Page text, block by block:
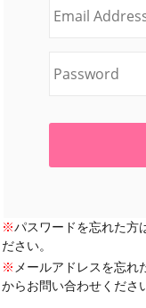
※パスワードを忘れた方
ださい。
※ メールアドレスを忘れ
からお問い合わせくださ